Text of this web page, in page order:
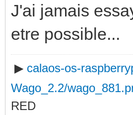
J'ai jamais
etre possible...
▶ calaos-os-
Wago_2.2/
RED